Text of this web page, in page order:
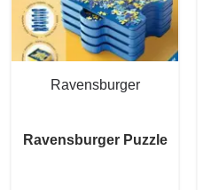
Ravensburger
Ravensburger Puzzle